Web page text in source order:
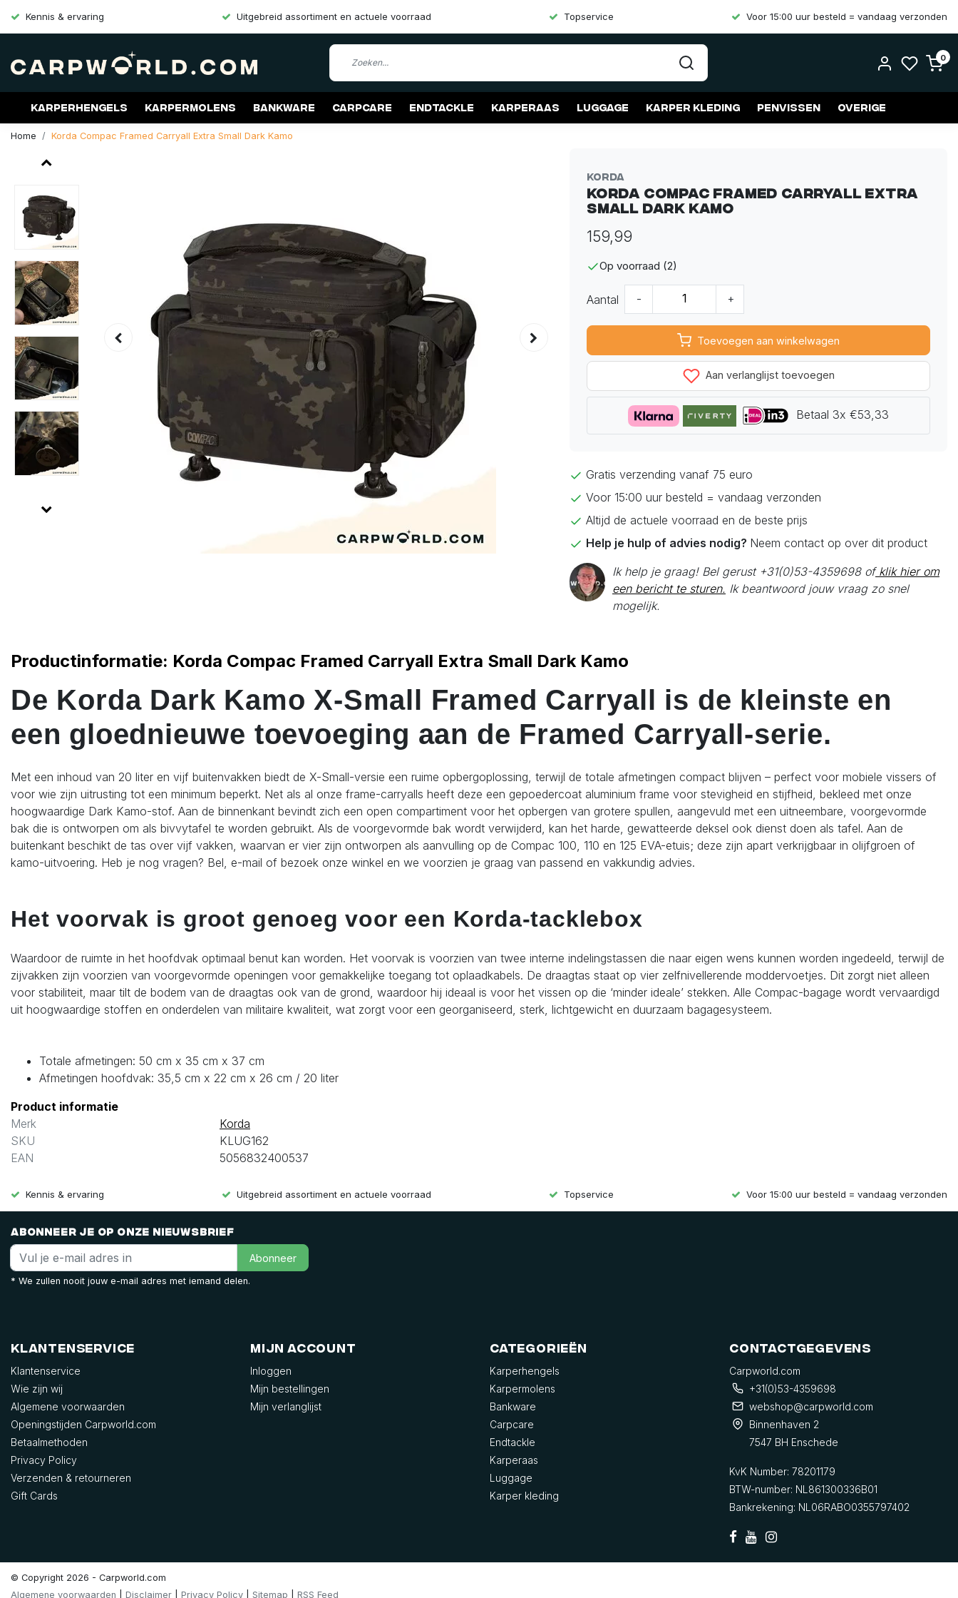
Kennis & ervaring Uitgebreid assortiment en actuele voorraad Topservice Voor 15:00 uur besteld = vandaag verzonden
0
Karperhengels Karpermolens Bankware Carpcare Endtackle Karperaas Luggage Karper kleding Penvissen Overige
Merken Aanbiedingen Gift Cards
Home Korda Compac Framed Carryall Extra Small Dark Kamo
Korda
Korda Compac Framed Carryall Extra
Small Dark Kamo
159,99
Op voorraad (2)
Aantal - +
Toevoegen aan winkelwagen
Aan verlanglijst toevoegen
Betaal 3x €53,33
Gratis verzending vanaf 75 euro
Voor 15:00 uur besteld = vandaag verzonden
Altijd de actuele voorraad en de beste prijs
Help je hulp of advies nodig? Neem contact op over dit product
Ik help je graag! Bel gerust +31(0)53-4359698 ofklik hier om
een bericht te sturen. Ik beantwoord jouw vraag zo snel
mogelijk.
Productinformatie: Korda Compac Framed Carryall Extra Small Dark Kamo
De Korda Dark Kamo X-Small Framed Carryall is de kleinste en
een gloednieuwe toevoeging aan de Framed Carryall-serie.
Met een inhoud van 20 liter en vijf buitenvakken biedt de X-Small-versie een ruime opbergoplossing, terwijl de totale afmetingen compact blijven – perfect voor mobiele vissers of
voor wie zijn uitrusting tot een minimum beperkt. Net als al onze frame-carryalls heeft deze een gepoedercoat aluminium frame voor stevigheid en stijfheid, bekleed met onze
hoogwaardige Dark Kamo-stof. Aan de binnenkant bevindt zich een open compartiment voor het opbergen van grotere spullen, aangevuld met een uitneembare, voorgevormde
bak die is ontworpen om als bivvytafel te worden gebruikt. Als de voorgevormde bak wordt verwijderd, kan het harde, gewatteerde deksel ook dienst doen als tafel. Aan de
buitenkant beschikt de tas over vijf vakken, waarvan er vier zijn ontworpen als aanvulling op de Compac 100, 110 en 125 EVA-etuis; deze zijn apart verkrijgbaar in olijfgroen of
kamo-uitvoering. Heb je nog vragen? Bel, e-mail of bezoek onze winkel en we voorzien je graag van passend en vakkundig advies.
Het voorvak is groot genoeg voor een Korda-tacklebox
Waardoor de ruimte in het hoofdvak optimaal benut kan worden. Het voorvak is voorzien van twee interne indelingstassen die naar eigen wens kunnen worden ingedeeld, terwijl de
zijvakken zijn voorzien van voorgevormde openingen voor gemakkelijke toegang tot oplaadkabels. De draagtas staat op vier zelfnivellerende moddervoetjes. Dit zorgt niet alleen
voor stabiliteit, maar tilt de bodem van de draagtas ook van de grond, waardoor hij ideaal is voor het vissen op die ‘minder ideale’ stekken. Alle Compac-bagage wordt vervaardigd
uit hoogwaardige stoffen en onderdelen van militaire kwaliteit, wat zorgt voor een georganiseerd, sterk, lichtgewicht en duurzaam bagagesysteem.
Totale afmetingen: 50 cm x 35 cm x 37 cm
Afmetingen hoofdvak: 35,5 cm x 22 cm x 26 cm / 20 liter
Product informatie
Merk
Korda
SKU
KLUG162
EAN
5056832400537
Kennis & ervaring Uitgebreid assortiment en actuele voorraad Topservice Voor 15:00 uur besteld = vandaag verzonden
Abonneer je op onze nieuwsbrief
Abonneer
* We zullen nooit jouw e-mail adres met iemand delen.
Klantenservice
Klantenservice
Wie zijn wij
Algemene voorwaarden
Openingstijden Carpworld.com
Betaalmethoden
Privacy Policy
Verzenden & retourneren
Gift Cards
Mijn account
Inloggen
Mijn bestellingen
Mijn verlanglijst
Categorieën
Karperhengels
Karpermolens
Bankware
Carpcare
Endtackle
Karperaas
Luggage
Karper kleding
Contactgegevens
Carpworld.com
+31(0)53-4359698
webshop@carpworld.com
Binnenhaven 2
7547 BH Enschede
KvK Number: 78201179
BTW-number: NL861300336B01
Bankrekening: NL06RABO0355797402
© Copyright 2026 - Carpworld.com
Algemene voorwaarden
Disclaimer Privacy Policy Sitemap RSS Feed